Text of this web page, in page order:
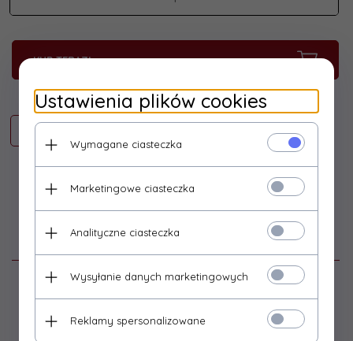
KUP TERAZ!
Opinie Klientów
Ustawienia plików cookies
Wymagane ciasteczka
Marketingowe ciasteczka
Analityczne ciasteczka
Wysyłanie danych marketingowych
Reklamy spersonalizowane